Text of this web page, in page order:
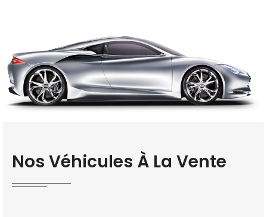
Nos Véhicules À La Vente